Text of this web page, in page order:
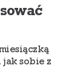
jak sobie z